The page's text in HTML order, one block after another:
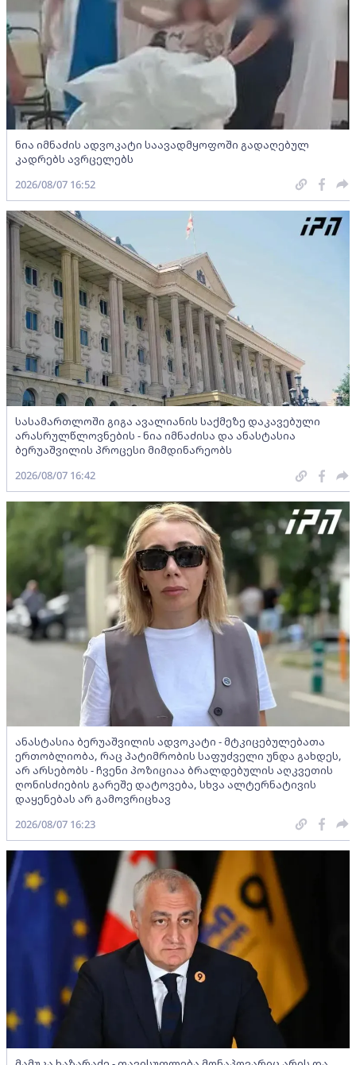
ნია იმნაძის ადვოკატი საავადმყოფოში გადაღებულ
კადრებს ავრცელებს
2026/08/07 16:52
სასამართლოში გიგა ავალიანის საქმეზე დაკავებული
არასრულწლოვნების - ნია იმნაძისა და ანასტასია
ბერუაშვილის პროცესი მიმდინარეობს
2026/08/07 16:42
ანასტასია ბერუაშვილის ადვოკატი - მტკიცებულებათა
ერთობლიობა, რაც პატიმრობის საფუძველი უნდა გახდეს,
არ არსებობს - ჩვენი პოზიციაა ბრალდებულის აღკვეთის
ღონისძიების გარეშე დატოვება, სხვა ალტერნატივის
დაყენებას არ გამოვრიცხავ
2026/08/07 16:23